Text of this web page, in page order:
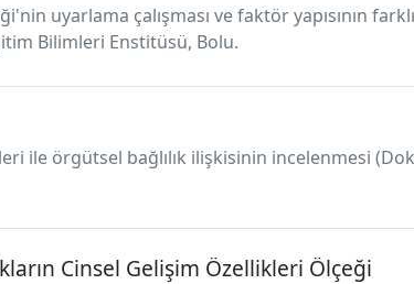
uyarlama çalışması ve faktör yapısının
Bilimleri Enstitüsü, Bolu.
ile örgütsel bağlılık ilişkisinin incelenmesi
Cinsel Gelişim Özellikleri Ölçeği